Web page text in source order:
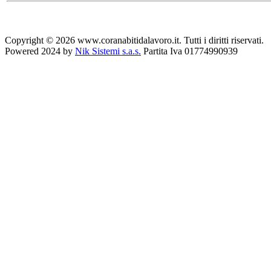
Copyright © 2026 www.coranabitidalavoro.it. Tutti i diritti riservati.
Powered 2024 by Nik Sistemi s.a.s. Partita Iva 01774990939